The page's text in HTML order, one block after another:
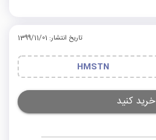
تاریخ انتشار: 1399/11/01
HMSTN
خرید کنید